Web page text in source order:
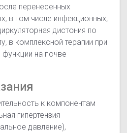
перенесенных
в том числе инфекционных,
дистония по
в комплексной терапии при
на почве
к компонентам
гипертензия
давление),